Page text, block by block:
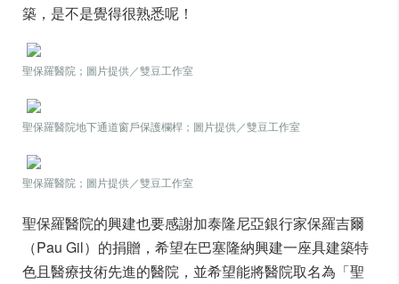
築，是不是覺得很熟悉呢！
聖保羅醫院；圖片提供／雙豆工作室
聖保羅醫院地下通道窗戶保護欄桿；圖片提供／雙豆工作室
聖保羅醫院；圖片提供／雙豆工作室
聖保羅醫院的興建也要感謝加泰隆尼亞銀行家保羅吉爾
（Pau Gil）的捐贈，希望在巴塞隆納興建一座具建築特
色且醫療技術先進的醫院，並希望能將醫院取名為「聖